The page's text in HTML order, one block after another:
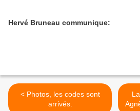
Hervé Bruneau communique:
< Photos, les codes sont
arrivés.